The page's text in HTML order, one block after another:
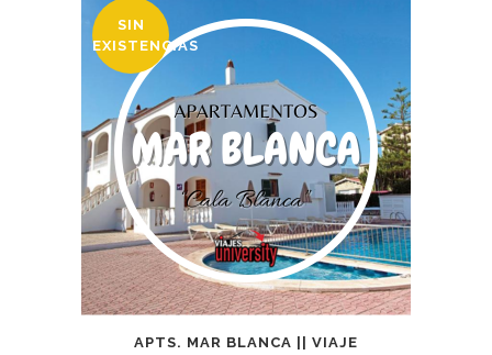
SIN
EXISTENCIAS
APTS. MAR BLANCA || VIAJE